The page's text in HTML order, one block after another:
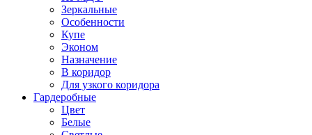
Зеркальные
Особенности
Купе
Эконом
Назначение
В коридор
Для узкого коридора
Гардеробные
Цвет
Белые